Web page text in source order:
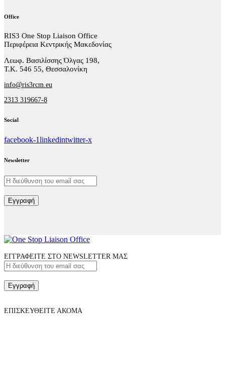
Office
RIS3 One Stop Liaison Office
Περιφέρεια Κεντρικής Μακεδονίας
Λεωφ. Βασιλίσσης Όλγας 198,
Τ.Κ. 546 55, Θεσσαλονίκη
info@ris3rcm.eu
2313 319667-8
Social
facebook-1linkedintwitter-x
Newsletter
Εγγραφή
ΕΓΓΡΑΦΕΙΤΕ ΣΤΟ NEWSLETTER ΜΑΣ
Εγγραφή
ΕΠΙΣΚΕΥΘΕΙΤΕ ΑΚΟΜΑ